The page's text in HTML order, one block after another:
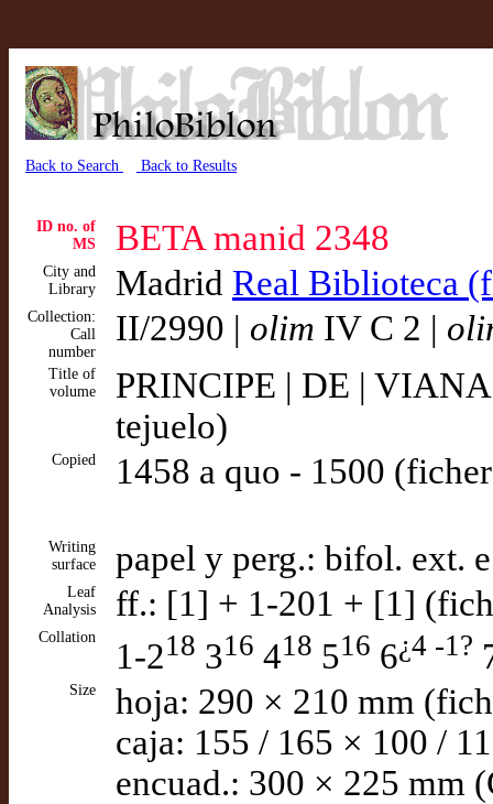
Back to Search Back to Results
ID no. of
MS
BETA manid 2348
City and
Library
Madrid Real Biblioteca
Collection:
Call
number
II/2990 | olim IV C 2 |
Title of
volume
PRINCIPE | DE |
tejuelo)
Copied 1458 a quo - 1500
Writing
surface
papel y perg.: bifol. ext.
Leaf
Analysis
ff.: [1] + 1-201 + [1]
Collation 1-218 316 418 516 6¿4 -1?
Size
hoja: 290 × 210 mm
caja: 155 / 165 × 100 /
encuad.: 300 × 225 mm